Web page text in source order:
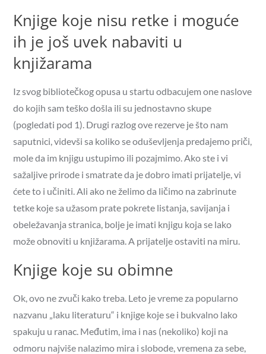
Knjige koje nisu retke i moguće
ih je još uvek nabaviti u
knjižarama
Iz svog bibliotečkog opusa u startu odbacujem one naslove
do kojih sam teško došla ili su jednostavno skupe
(pogledati pod 1). Drugi razlog ove rezerve je što nam
saputnici, videvši sa koliko se oduševljenja predajemo priči,
mole da im knjigu ustupimo ili pozajmimo. Ako ste i vi
sažaljive prirode i smatrate da je dobro imati prijatelje, vi
ćete to i učiniti. Ali ako ne želimo da ličimo na zabrinute
tetke koje sa užasom prate pokrete listanja, savijanja i
obeležavanja stranica, bolje je imati knjigu koja se lako
može obnoviti u knjižarama. A prijatelje ostaviti na miru.
Knjige koje su obimne
Ok, ovo ne zvuči kako treba. Leto je vreme za popularno
nazvanu „laku literaturu“ i knjige koje se i bukvalno lako
spakuju u ranac. Međutim, ima i nas (nekoliko) koji na
odmoru najviše nalazimo mira i slobode, vremena za sebe,